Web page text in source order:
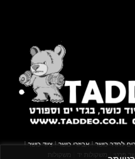
לחדר כושר|אביזרי כושר|ציוד כושר|
פרטי משקולות יד משקולות